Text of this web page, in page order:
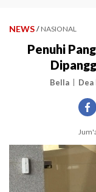
NEWS / NASIONAL
Penuhi
Bella